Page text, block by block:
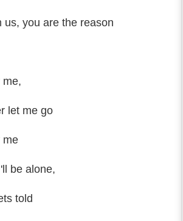
us, you are the reason
me,
let me go
me
be alone,
told